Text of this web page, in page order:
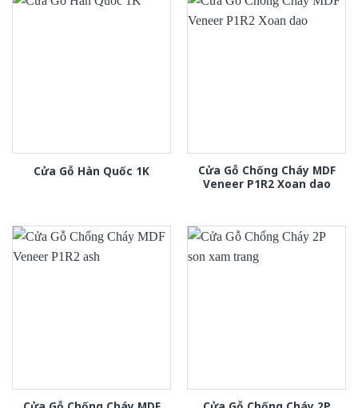
Cửa Gỗ Hàn Quốc 1K
Cửa Gỗ Chống Cháy MDF
Veneer P1R2 Xoan dao